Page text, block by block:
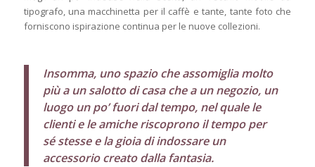
tipografo, una macchinetta per il caffè e tante, tante foto che
forniscono ispirazione continua per le nuove collezioni.
Insomma, uno spazio che assomiglia molto
più a un salotto di casa che a un negozio, un
luogo un po’ fuori dal tempo, nel quale le
clienti e le amiche riscoprono il tempo per
sé stesse e la gioia di indossare un
accessorio creato dalla fantasia.